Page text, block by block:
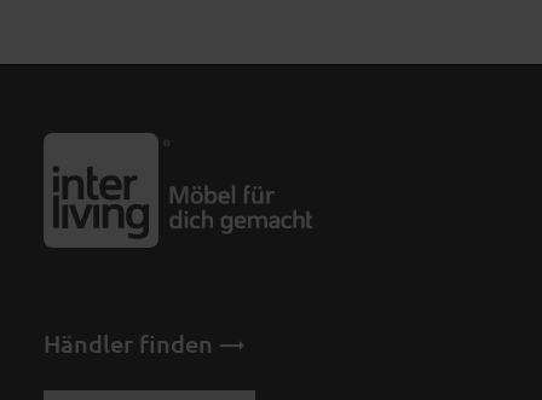
Händler finden